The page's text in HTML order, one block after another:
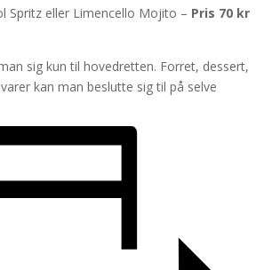
Spritz eller Limencello Mojito – Pris 70 kr
sig kun til hovedretten. Forret, dessert,
kan man beslutte sig til på selve